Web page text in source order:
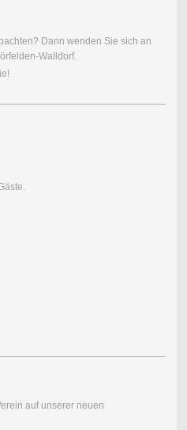
Dann wenden Sie sich an
Walldorf.
auf unserer neuen